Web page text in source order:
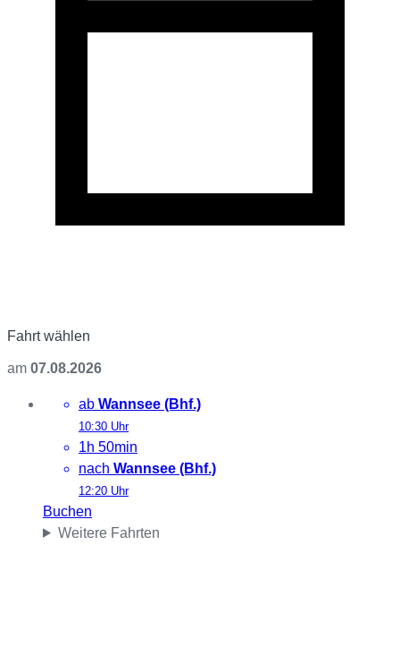
Fahrt wählen
am 07.08.2026
ab Wannsee (Bhf.)
10:30 Uhr
1h 50min
nach Wannsee (Bhf.)
12:20 Uhr
Buchen
Weitere Fahrten